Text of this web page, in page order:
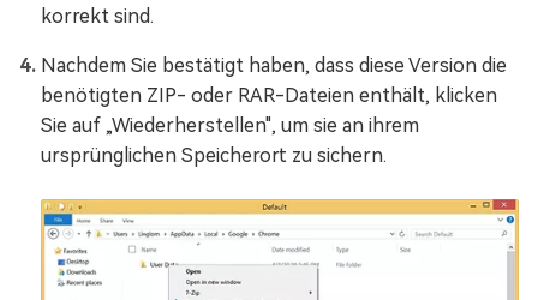
korrekt sind.
Nachdem Sie bestätigt haben, dass diese Version die
benötigten ZIP- oder RAR-Dateien enthält, klicken
Sie auf „Wiederherstellen", um sie an ihrem
ursprünglichen Speicherort zu sichern.